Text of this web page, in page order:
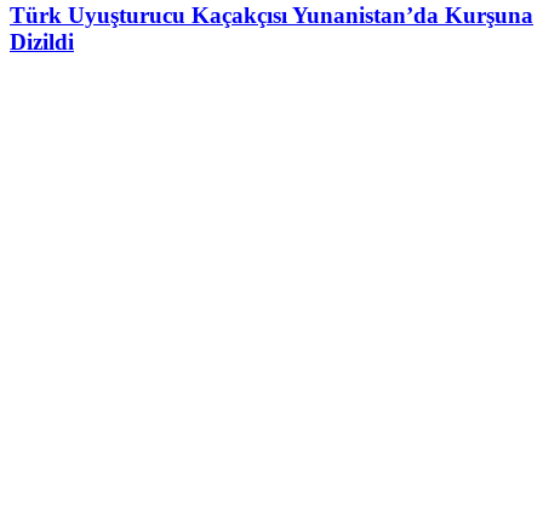
Türk Uyuşturucu Kaçakçısı Yunanistan’da Kurşuna
Dizildi